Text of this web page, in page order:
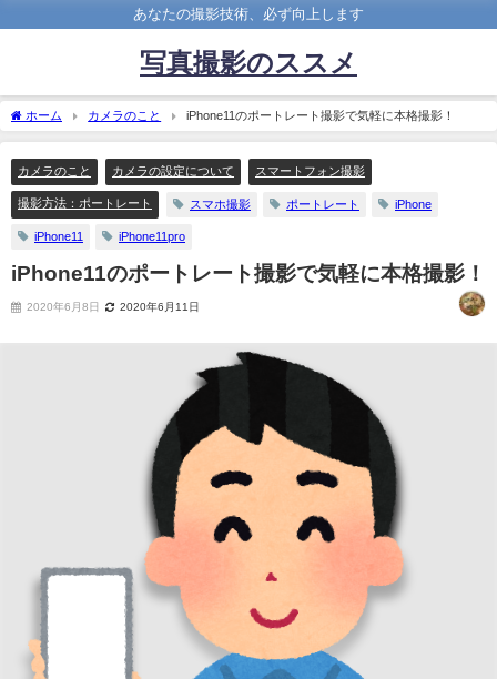
あなたの撮影技術、必ず向上します
写真撮影のススメ
ホーム カメラのこと iPhone11のポートレート撮影で気軽に本格撮影！
カメラのこと カメラの設定について スマートフォン撮影
撮影方法：ポートレート スマホ撮影 ポートレート iPhone
iPhone11 iPhone11pro
iPhone11のポートレート撮影で気軽に本格撮影！
2020年6月8日 2020年6月11日